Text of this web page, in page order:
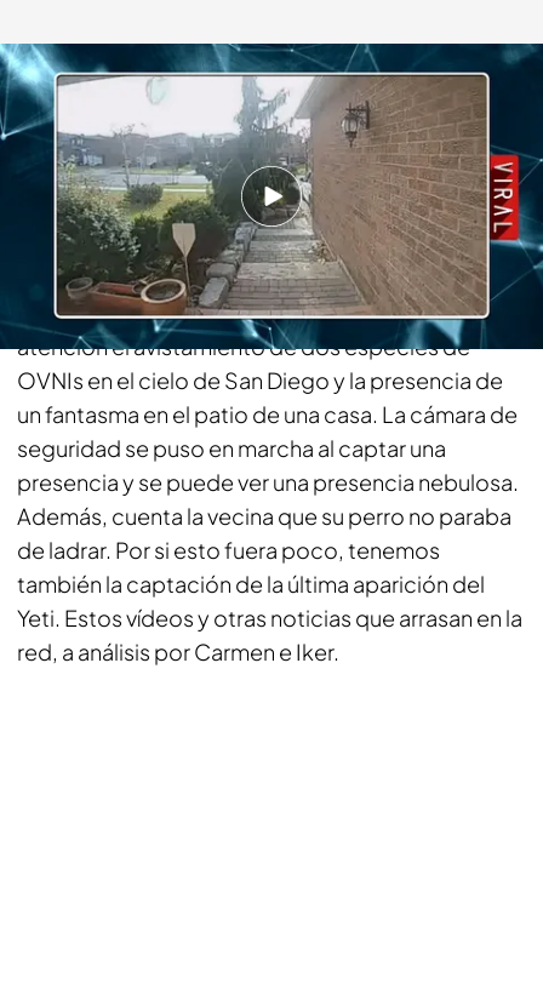
cuatro.com
03 DIC 2018 - 01:30h.
Compartir
Carmen Porter nos tare las últimas novedades de
la red en la sección ‘viral’. En esta ocasión llama la
atención el avistamiento de dos especies de
OVNIs en el cielo de San Diego y la presencia de
un fantasma en el patio de una casa. La cámara de
seguridad se puso en marcha al captar una
presencia y se puede ver una presencia nebulosa.
Además, cuenta la vecina que su perro no paraba
de ladrar. Por si esto fuera poco, tenemos
también la captación de la última aparición del
Yeti. Estos vídeos y otras noticias que arrasan en la
red, a análisis por Carmen e Iker.